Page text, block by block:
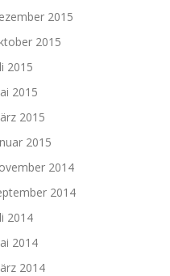
2015
2015
2015
2015
2015
2015
2014
2014
2014
2014
2014